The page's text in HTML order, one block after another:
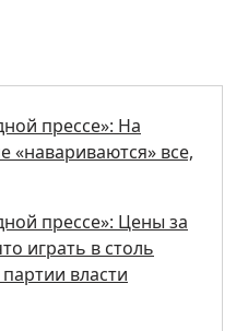
прессе»: На
«навариваются» все,
прессе»: Цены за
играть в столь
власти